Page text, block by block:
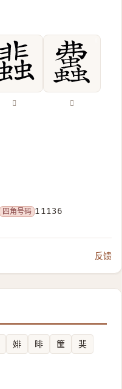
𧓊 𧕒
四角号码 11136
反馈
婔 㫵 篚
奜